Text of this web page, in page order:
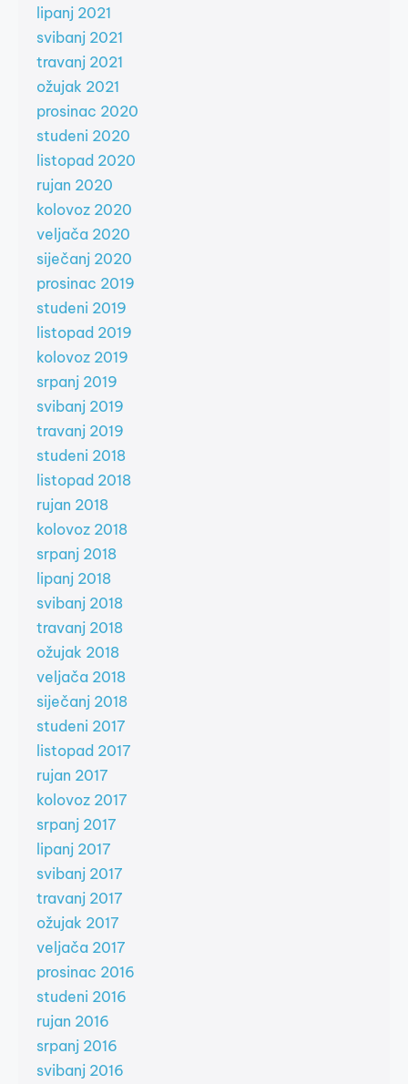
lipanj 2021
svibanj 2021
travanj 2021
ožujak 2021
prosinac 2020
studeni 2020
listopad 2020
rujan 2020
kolovoz 2020
veljača 2020
siječanj 2020
prosinac 2019
studeni 2019
listopad 2019
kolovoz 2019
srpanj 2019
svibanj 2019
travanj 2019
studeni 2018
listopad 2018
rujan 2018
kolovoz 2018
srpanj 2018
lipanj 2018
svibanj 2018
travanj 2018
ožujak 2018
veljača 2018
siječanj 2018
studeni 2017
listopad 2017
rujan 2017
kolovoz 2017
srpanj 2017
lipanj 2017
svibanj 2017
travanj 2017
ožujak 2017
veljača 2017
prosinac 2016
studeni 2016
rujan 2016
srpanj 2016
svibanj 2016